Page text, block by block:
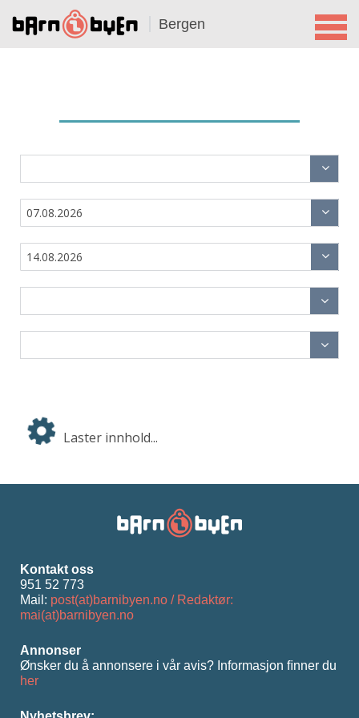
Bergen
Laster innhold...
Kontakt oss
951 52 773
Mail: post(at)barnibyen.no / Redaktør:
mai(at)barnibyen.no
Annonser
Ønsker du å annonsere i vår avis? Informasjon ﬁnner du
her